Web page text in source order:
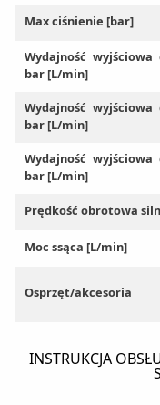
Max ciśnienie [bar]
Wydajność
bar [L/min]
Wydajność
bar [L/min]
Wydajność
bar [L/min]
Prędkość obrotowa
Moc ssąca [L/min]
Osprzęt/akcesoria
INSTRUKCJA